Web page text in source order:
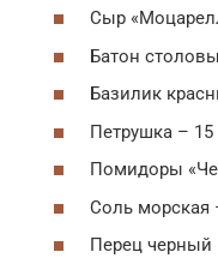
Сыр
Батон
Базилик
Петрушка – 15
Помидоры
Соль морская
Перец черный